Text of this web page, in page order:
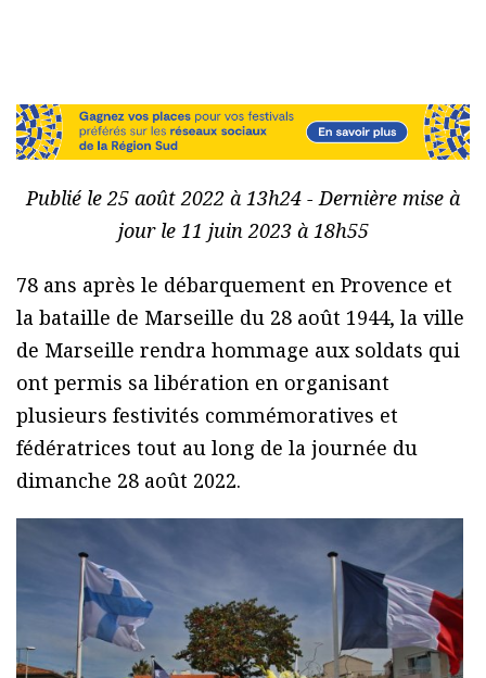
Publié le 25 août 2022 à 13h24 - Dernière mise à
jour le 11 juin 2023 à 18h55
78 ans après le débarquement en Provence et
la bataille de Marseille du 28 août 1944, la ville
de Marseille rendra hommage aux soldats qui
ont permis sa libération en organisant
plusieurs festivités commémoratives et
fédératrices tout au long de la journée du
dimanche 28 août 2022.